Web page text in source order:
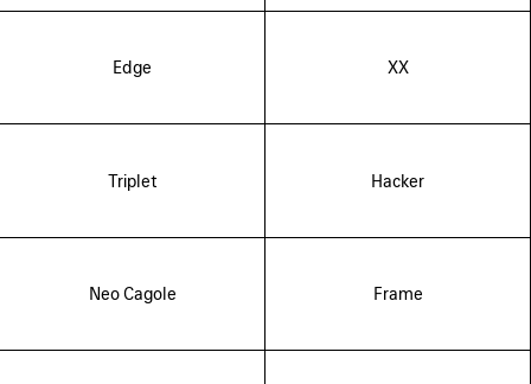
Edge XX
Triplet Hacker
Neo Cagole Frame